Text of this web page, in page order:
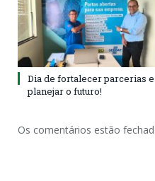
Dia de fortalecer parcerias e
planejar o futuro!
Os comentários estão